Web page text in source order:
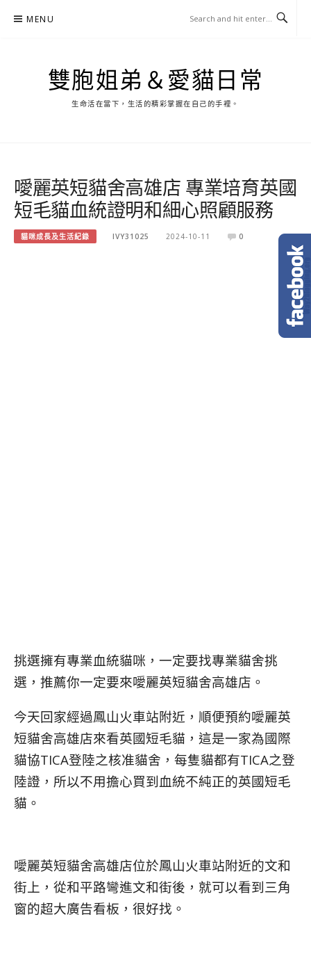
MENU
雙胞姐弟＆愛貓日常
生命活在當下，生活的精彩掌握在自己的手裡。
噯麗英短貓舍高雄店 專業培育英國
短毛貓血統證明和細心照顧服務
貓咪成長及生活紀錄 IVY31025 2024-10-11 0
挑選擁有專業血統貓咪，一定要找專業貓舍挑
選，推薦你一定要來噯麗英短貓舍高雄店。
今天回家經過鳳山火車站附近，順便預約噯麗英
短貓舍高雄店來看英國短毛貓，這是一家為國際
貓協TICA登陸之核准貓舍，每隻貓都有TICA之登
陸證，所以不用擔心買到血統不純正的英國短毛
貓。
噯麗英短貓舍高雄店位於鳳山火車站附近的文和
街上，從和平路彎進文和街後，就可以看到三角
窗的超大廣告看板，很好找。